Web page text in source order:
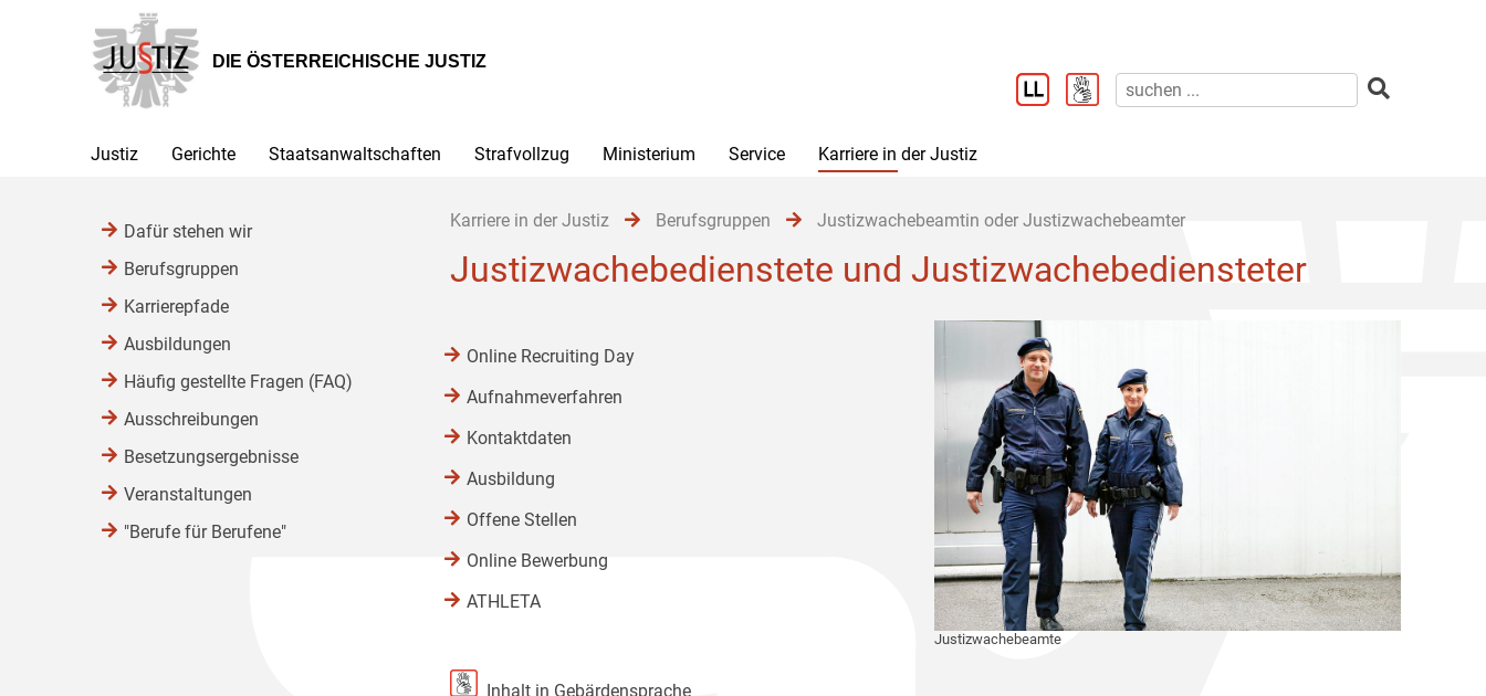
Hauptnavigation
[1]
Inhalt
[2]
Untermenü
[3]
DIE ÖSTERREICHISCHE JUSTIZ
Justiz Gerichte Staatsanwaltschaften Strafvollzug Ministerium Service Karriere in der Justiz
Karriere in der Justiz Berufsgruppen Justizwachebeamtin oder Justizwachebeamter
Justizwachebedienstete und Justizwachebediensteter
Online Recruiting Day
Aufnahmeverfahren
Kontaktdaten
Ausbildung
Offene Stellen
Online Bewerbung
ATHLETA
Justizwachebeamte
Inhalt in Gebärdensprache
Dafür stehen wir
Berufsgruppen
Karrierepfade
Ausbildungen
Häufig gestellte Fragen (FAQ)
Ausschreibungen
Besetzungsergebnisse
Veranstaltungen
"Berufe für Berufene"